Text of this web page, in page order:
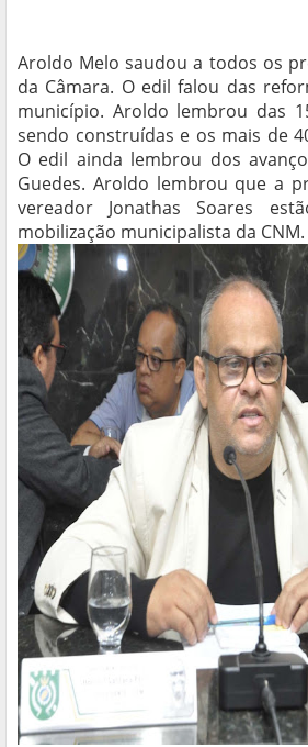
Aroldo Melo saudou a todos os
da Câmara. O edil falou das
município. Aroldo lembrou das
sendo construídas e os mais de
O edil ainda lembrou dos
Guedes. Aroldo lembrou que a
vereador Jonathas Soares
mobilização municipalista da CNM.